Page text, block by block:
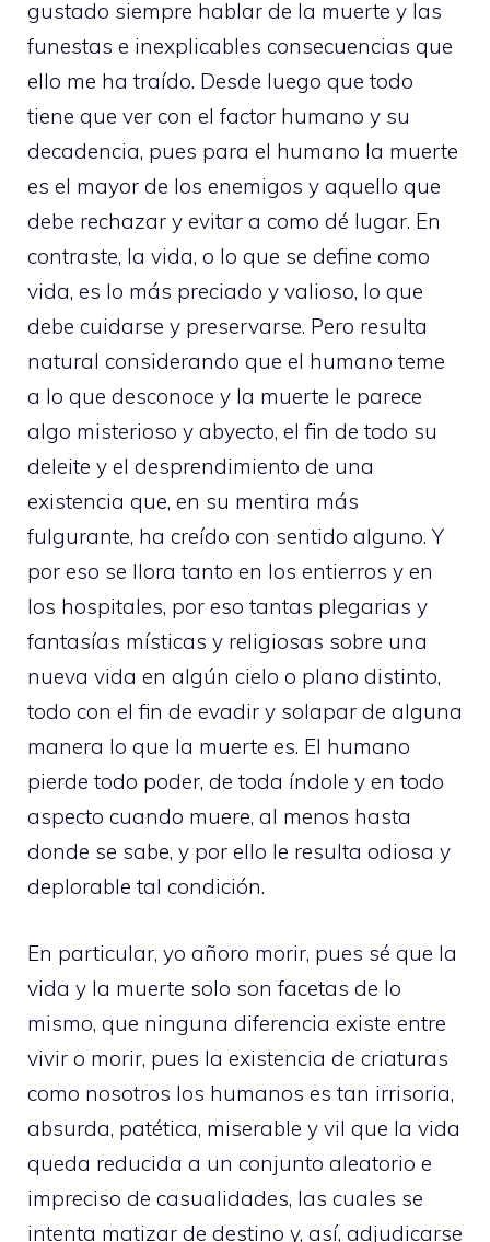
gustado siempre hablar de la muerte y las
funestas e inexplicables consecuencias que
ello me ha traído. Desde luego que todo
tiene que ver con el factor humano y su
decadencia, pues para el humano la muerte
es el mayor de los enemigos y aquello que
debe rechazar y evitar a como dé lugar. En
contraste, la vida, o lo que se define como
vida, es lo más preciado y valioso, lo que
debe cuidarse y preservarse. Pero resulta
natural considerando que el humano teme
a lo que desconoce y la muerte le parece
algo misterioso y abyecto, el fin de todo su
deleite y el desprendimiento de una
existencia que, en su mentira más
fulgurante, ha creído con sentido alguno. Y
por eso se llora tanto en los entierros y en
los hospitales, por eso tantas plegarias y
fantasías místicas y religiosas sobre una
nueva vida en algún cielo o plano distinto,
todo con el fin de evadir y solapar de alguna
manera lo que la muerte es. El humano
pierde todo poder, de toda índole y en todo
aspecto cuando muere, al menos hasta
donde se sabe, y por ello le resulta odiosa y
deplorable tal condición.
En particular, yo añoro morir, pues sé que la
vida y la muerte solo son facetas de lo
mismo, que ninguna diferencia existe entre
vivir o morir, pues la existencia de criaturas
como nosotros los humanos es tan irrisoria,
absurda, patética, miserable y vil que la vida
queda reducida a un conjunto aleatorio e
impreciso de casualidades, las cuales se
intenta matizar de destino y, así, adjudicarse